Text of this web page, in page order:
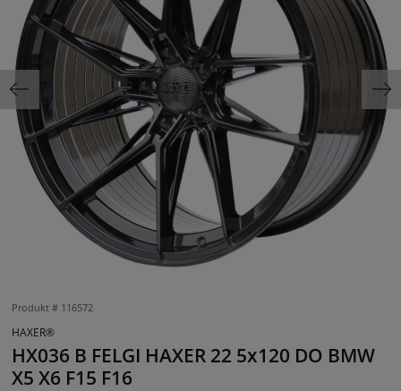
Produkt # 116572
HAXER®
HX036 B FELGI HAXER 22 5x120 DO BMW
X5 X6 F15 F16